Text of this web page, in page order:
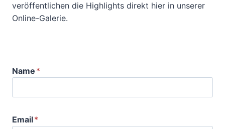
veröffentlichen die Highlights direkt hier in unserer
Online-Galerie.
Name *
Email*